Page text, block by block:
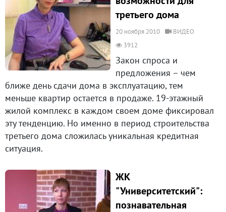
третьего дома
20 ноября 2010
ВИДЕО
3912
Закон спроса и
предложения – чем
ближе день сдачи дома в эксплуатацию, тем
меньше квартир остается в продаже. 19-этажный
жилой комплекс в каждом своем доме фиксировал
эту тенденцию. Но именно в период строительства
третьего дома сложилась уникальная кредитная
ситуация.
ЖК
"Университетский":
познавательная